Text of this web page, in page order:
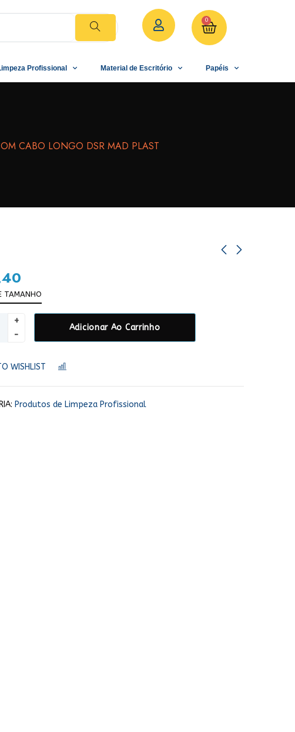
0
Profissional Material de Escritório Papéis
CABO LONGO DSR MAD PLAST
TAMANHO
Adicionar Ao Carrinho
WISHLIST
Produtos de Limpeza Profissional